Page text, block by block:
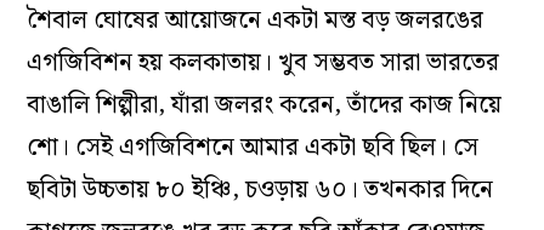
শৈবাল ঘোষের আয়োজনে একটা মস্ত বড় জলরঙের
এগজিবিশন হয় কলকাতায়। খুব সম্ভবত সারা ভারতের
বাঙালি শিল্পীরা, যাঁরা জলরং করেন, তাঁদের কাজ নিয়ে
শো। সেই এগজিবিশনে আমার একটা ছবি ছিল। সে
ছবিটা উচ্চতায় ৮০ ইঞ্চি, চওড়ায় ৬০। তখনকার দিনে